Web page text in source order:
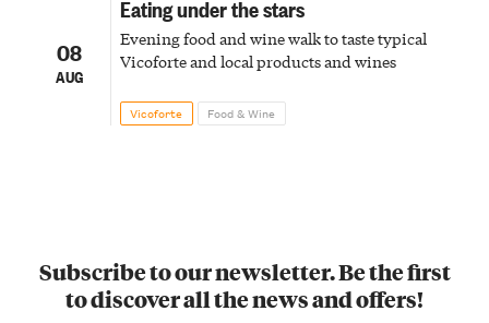
08
AUG
Eating under the stars
Evening food and wine walk to taste typical
Vicoforte and local products and wines
Vicoforte Food & Wine
Subscribe to our newsletter. Be the first
to discover all the news and offers!